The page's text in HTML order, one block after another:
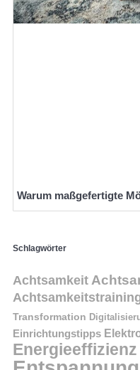
Warum maßgefertigte
Schlagwörter
Achtsamkeit
Transformation
Einrichtungstipps
Energieeffizienz